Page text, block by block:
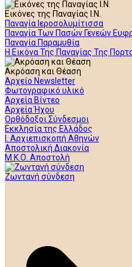
Εικόνες της Παναγίας Ι.Ν.
Παναγία Ιεροσολυμίτισσα
Παναγία Των Πασών Γενεών
Παναγία Παραμυθία
Η Εικόνα Της Παναγίας Της
Ακρόαση και Θέαση
Αρχείο Newsletter
Φωτογραφικό υλικό
Αρχεία Βίντεο
Αρχεία Ήχου
Ορθόδοξοι Σύνδεσμοι
Εκκλησία της Ελλάδος
Ι. Αρχιεπισκοπή Αθηνών
Αποστολική Διακονία
Μ.Κ.Ο. Αποστολή
Ζωντανή σύνδεση